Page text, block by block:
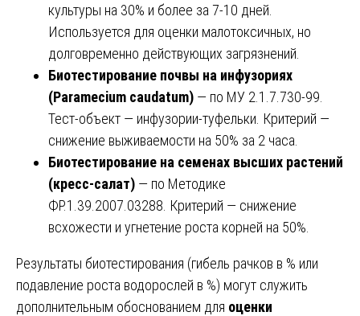
культуры на 30% и более за 7-10 дней.
Используется для оценки малотоксичных, но
долговременно действующих загрязнений.
Биотестирование почвы на инфузориях
(Paramecium caudatum) — по МУ 2.1.7.730-99.
Тест-объект — инфузории-туфельки. Критерий —
снижение выживаемости на 50% за 2 часа.
Биотестирование на семенах высших растений
(кресс-салат) — по Методике
ФР.1.39.2007.03288. Критерий — снижение
всхожести и угнетение роста корней на 50%.
Результаты биотестирования (гибель рачков в % или
подавление роста водорослей в %) могут служить
дополнительным обоснованием для оценки